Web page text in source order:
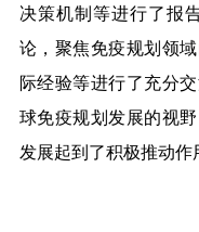
决策机制等进行了报
论，聚焦免疫规划领
际经验等进行了充分
球免疫规划发展的视
发展起到了积极推动作